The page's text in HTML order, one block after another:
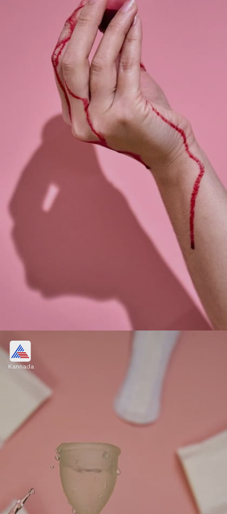
ಕಪ್ ತೊಳೆದು ಬಳಸಬಹುದು
ಮೊದಲು ಬಿಸಿ ನೀರಿನಲ್ಲಿ ಚೆನ್ನಾಗಿ ಕುದಿಸಿ ಬಳಸಿದ ನಂತರ
ಹೊರತೆಗೆದು ಶೇಖರಣೆಗೊಂಡ ಸ್ರಾವವನ್ನು ಚೆಲ್ಲಬೇಕು,
ನಂತರ ಇದನ್ನು ಶುಚಿಗೊಳಿಸಿ ಮತ್ತದೇ ಕಪ್‌ನ್ನು
ಉಪಯೋಗಿಸಬಹುದು.
Image credits: others
Kannada